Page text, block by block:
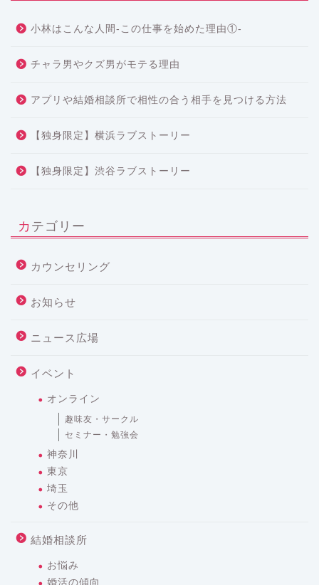
小林はこんな人間-この仕事を始めた理由①-
チャラ男やクズ男がモテる理由
アプリや結婚相談所で相性の合う相手を見つける方法
【独身限定】横浜ラブストーリー
【独身限定】渋谷ラブストーリー
カテゴリー
カウンセリング
お知らせ
ニュース広場
イベント
オンライン
趣味友・サークル
セミナー・勉強会
神奈川
東京
埼玉
その他
結婚相談所
お悩み
婚活の傾向